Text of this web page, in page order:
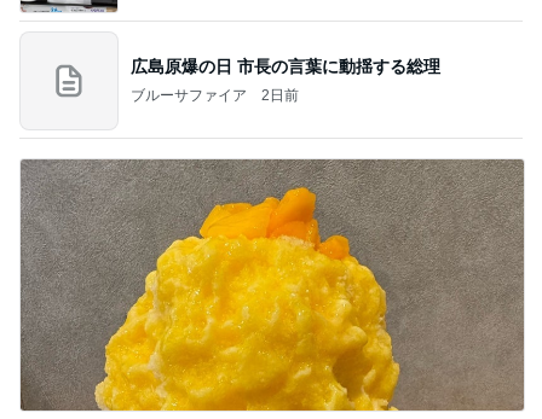
広島原爆の日 市長の言葉に動揺する総理
ブルーサファイア 2日前